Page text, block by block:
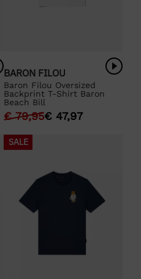
BARON FILOU
Baron Filou Oversized
Backprint T-Shirt Baron
Beach Bill
€79,95€ 47,97
SALE